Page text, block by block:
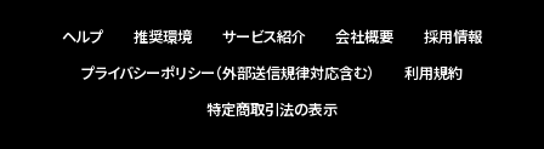
ヘルプ 推奨環境 サービス紹介 会社概要
採用情報
プライバシーポリシー（外部送信規律対応含む）
利用規約
特定商取引法の表示